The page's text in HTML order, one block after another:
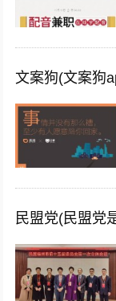
文案狗(文案狗
民盟党(民盟党